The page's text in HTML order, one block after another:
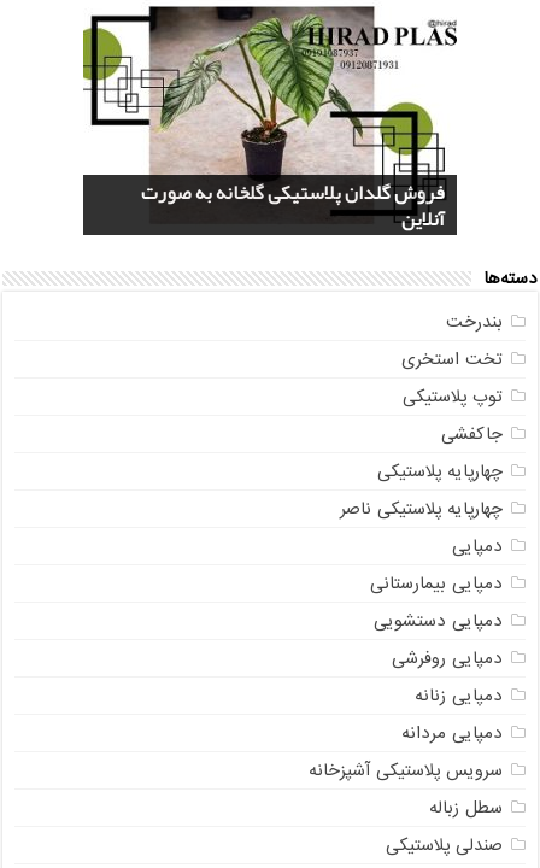
خرید سرویس جهیزیه پلاستیکی هوم کت +
عکس و مشخصات
فروش گلدان پلاستیکی گلخانه به صورت
آنلاین
قیمت یخدان پلاستیکی 40 لیتری کلمن
صندوقی + مشاوره رایگان
سایت پلاسکو حراجی (Price List) + پاسخ به
سوالات متداول
بازار عمده فروشی فایل کشویی ناصر پلاستیک
+ جدیدترین مدل
دسته‌ها
بندرخت
تخت استخری
توپ پلاستیکی
جاکفشی
چهارپایه پلاستیکی
چهارپایه پلاستیکی ناصر
دمپایی
دمپایی بیمارستانی
دمپایی دستشویی
دمپایی روفرشی
دمپایی زنانه
دمپایی مردانه
سرویس پلاستیکی آشپزخانه
سطل زباله
صندلی پلاستیکی